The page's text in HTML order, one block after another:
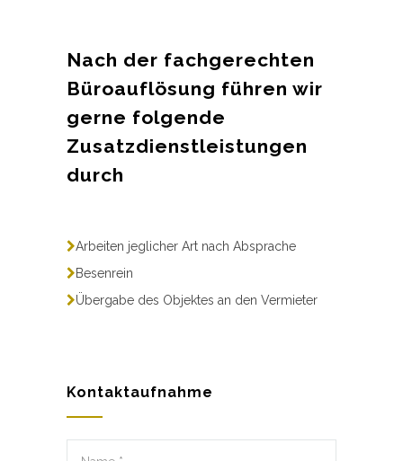
Nach der fachgerechten
Büroauflösung führen wir
gerne folgende
Zusatzdienstleistungen
durch
Arbeiten jeglicher Art nach Absprache
Besenrein
Übergabe des Objektes an den Vermieter
Kontaktaufnahme